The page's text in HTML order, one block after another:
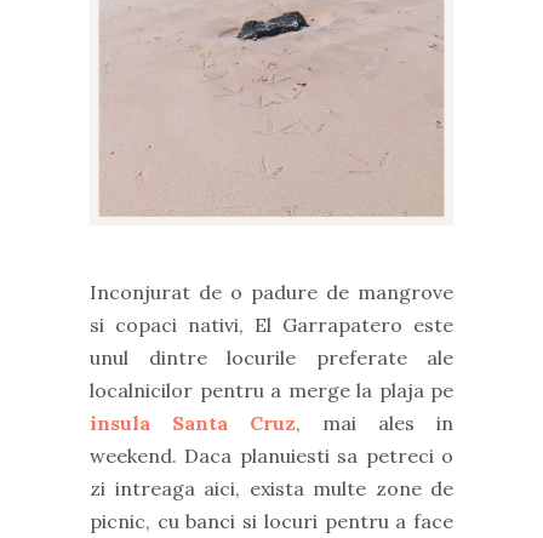
Inconjurat de o padure de mangrove
si copaci nativi, El Garrapatero este
unul dintre locurile preferate ale
localnicilor pentru a merge la plaja pe
insula Santa Cruz, mai ales in
weekend. Daca planuiesti sa petreci o
zi intreaga aici, exista multe zone de
picnic, cu banci si locuri pentru a face